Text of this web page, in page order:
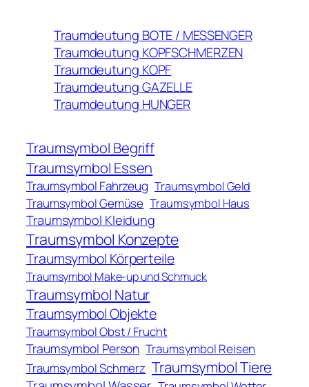
Traumdeutung BOTE / MESSENGER
Traumdeutung KOPFSCHMERZEN
Traumdeutung KOPF
Traumdeutung GAZELLE
Traumdeutung HUNGER
Traumsymbol Begriff
Traumsymbol Essen
Traumsymbol Fahrzeug Traumsymbol Geld
Traumsymbol Gemüse Traumsymbol Haus
Traumsymbol Kleidung
Traumsymbol Konzepte
Traumsymbol Körperteile
Traumsymbol Make-up und Schmuck
Traumsymbol Natur
Traumsymbol Objekte
Traumsymbol Obst / Frucht
Traumsymbol Person Traumsymbol Reisen
Traumsymbol Schmerz Traumsymbol Tiere